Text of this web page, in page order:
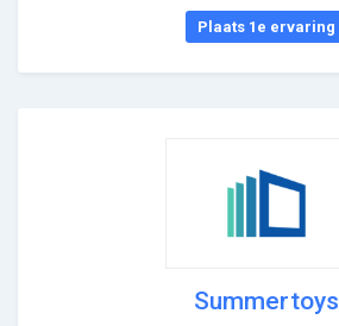
Plaats 1e ervaring
Summertoys